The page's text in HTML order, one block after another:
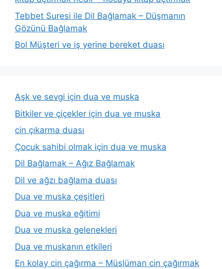
Tebbet Suresi ile Dil Bağlamak – Düşmanın
Gözünü Bağlamak
Bol Müşteri ve iş yerine bereket duası
Aşk ve sevgi için dua ve muska
Bitkiler ve çiçekler için dua ve muska
cin çıkarma duası
Çocuk sahibi olmak için dua ve muska
Dil Bağlamak – Ağız Bağlamak
Dil ve ağzı bağlama duası
Dua ve muska çeşitleri
Dua ve muska eğitimi
Dua ve muska gelenekleri
Dua ve muskanın etkileri
En kolay cin çağırma – Müslüman cin çağırmak